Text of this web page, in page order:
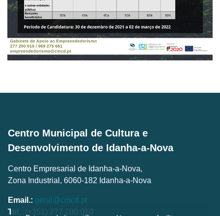
Centro Municipal de Cultura e
Desenvolvimento de Idanha-a-Nova
Centro Empresarial de Idanha-a-Nova,
Zona Industrial, 6060-182 Idanha-a-Nova
Email.: geral@cmcd.pt
Tel.: (+351) 277 200 010